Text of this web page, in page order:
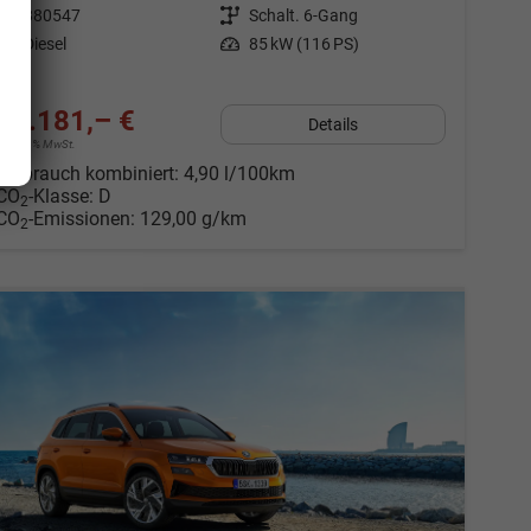
880547 Getriebe Schalt. 6-Gang
Diesel Leistung 85 kW (116 PS)
29.181,– €
incl. 19% MwSt.
Details
Verbrauch kombiniert: 4,90 l/100km
2-Klasse: D
2-Emissionen: 129,00 g/km